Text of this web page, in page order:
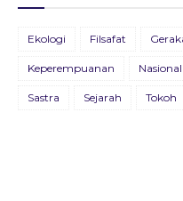
26 Agustus 2021
09 Juli 2021
Ekologi Filsafat
Keperempuanan Nasional
Sastra Sejarah Tokoh